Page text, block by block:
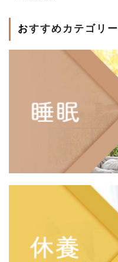
おすすめカテゴリー